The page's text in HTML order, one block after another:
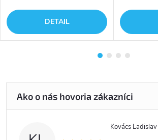
DETAIL
Kovács Ladislav